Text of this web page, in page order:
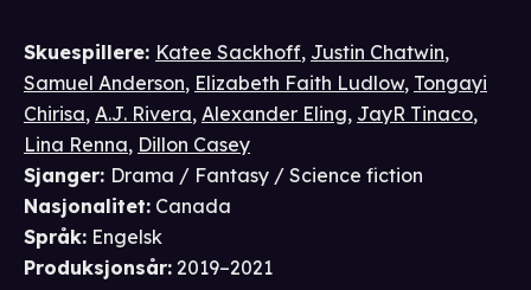
Skuespillere: Katee Sackhoff, Justin Chatwin,
Samuel Anderson, Elizabeth Faith Ludlow, Tongayi
Chirisa, A.J. Rivera, Alexander Eling, JayR Tinaco,
Lina Renna, Dillon Casey
Sjanger: Drama / Fantasy / Science fiction
Nasjonalitet: Canada
Språk: Engelsk
Produksjonsår: 2019–2021